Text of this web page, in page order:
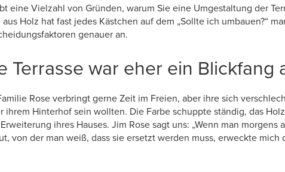
eine Vielzahl von Gründen, warum Sie eine Umgestaltung der
aus Holz hat fast jedes Kästchen auf dem „Sollte ich umbauen?“
genauer an.
Terrasse war eher ein Blickfang
Rose verbringt gerne Zeit im Freien, aber ihre sich
ihrem Hinterhof sein wollten. Die Farbe schuppte ständig, das
ihres Hauses. Jim Rose sagt uns: „Wenn man
von der man weiß, dass sie ersetzt werden muss, erweckte mich